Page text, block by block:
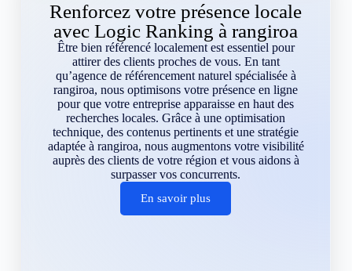
Renforcez votre présence locale
avec Logic Ranking à rangiroa
Être bien référencé localement est essentiel pour
attirer des clients proches de vous. En tant
qu’agence de référencement naturel spécialisée à
rangiroa, nous optimisons votre présence en ligne
pour que votre entreprise apparaisse en haut des
recherches locales. Grâce à une optimisation
technique, des contenus pertinents et une stratégie
adaptée à rangiroa, nous augmentons votre visibilité
auprès des clients de votre région et vous aidons à
surpasser vos concurrents.
En savoir plus